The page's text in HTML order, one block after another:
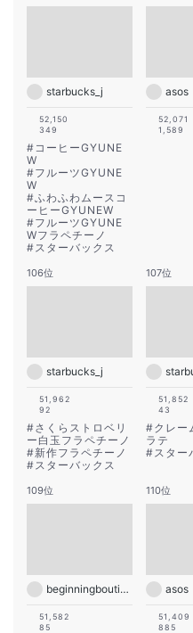
starbucks_j
52,150
349
# コーヒーGYUNE
W
#フルーツGYUNE
W
#ふわふわムースコ
ーヒーGYUNEW
#フルーツGYUNE
Wフラペチーノ
#スターバックス
asos
52,071
1,589
106位
starbucks_j
51,962
92
#さくらストロベリ
ー白玉フラペチーノ
#新作フラペチーノ
#スターバックス
107位
51,852
43
#クレー
ラテ
#スター
109位
beginningboutique
51,582
85
110位
asos
51,409
885